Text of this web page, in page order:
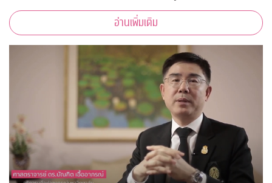
อ่านเพิ่มเติม